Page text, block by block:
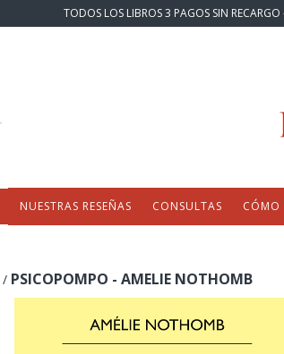
TODOS LOS LIBROS 3 PAGOS SIN
NUESTRAS RESEÑAS CONSULTAS CÓMO
/ PSICOPOMPO - AMELIE NOTHOMB